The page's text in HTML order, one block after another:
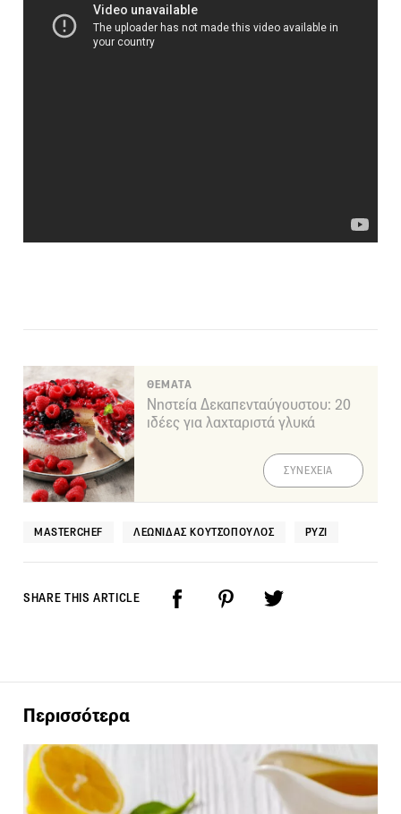
ΘΕΜΑΤΑ
Νηστεία Δεκαπενταύγουστου: 20
ιδέες για λαχταριστά γλυκά
ΣΥΝΕΧΕΙΑ
MASTERCHEF ΛΕΩΝΊΔΑΣ ΚΟΥΤΣΌΠΟΥΛΟΣ ΡΎΖΙ
SHARE THIS ARTICLE
Περισσότερα